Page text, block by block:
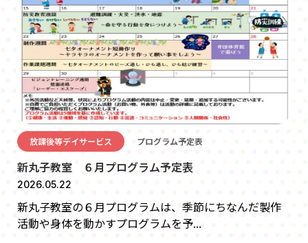
放課後等デイサービス プログラム予定表
新丸子教室 ６月プログラム予定表
2026.05.22
新丸子教室の６月プログラムは、季節にちなんだ製作
活動や身体を動かすプログラムを予...